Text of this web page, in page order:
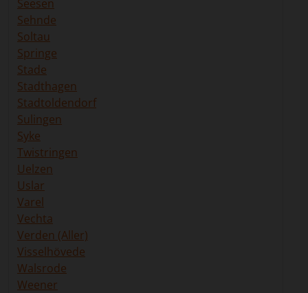
Seesen
Sehnde
Soltau
Springe
Stade
Stadthagen
Stadtoldendorf
Sulingen
Syke
Twistringen
Uelzen
Uslar
Varel
Vechta
Verden (Aller)
Visselhövede
Walsrode
Weener